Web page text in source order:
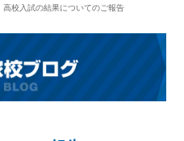
高校入試の結果についてのご報告